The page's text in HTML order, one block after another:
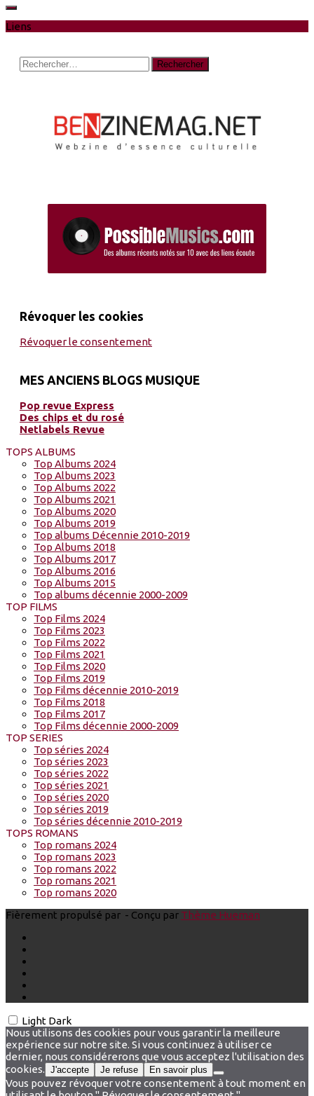
Liens
Rechercher :
Révoquer les cookies
Révoquer le consentement
MES ANCIENS BLOGS MUSIQUE
Pop revue Express
Des chips et du rosé
Netlabels Revue
TOPS ALBUMS
Top Albums 2024
Top Albums 2023
Top Albums 2022
Top Albums 2021
Top Albums 2020
Top Albums 2019
Top albums Décennie 2010-2019
Top Albums 2018
Top Albums 2017
Top Albums 2016
Top Albums 2015
Top albums décennie 2000-2009
TOP FILMS
Top Films 2024
Top Films 2023
Top Films 2022
Top Films 2021
Top Films 2020
Top Films 2019
Top Films décennie 2010-2019
Top Films 2018
Top Films 2017
Top Films décennie 2000-2009
TOP SERIES
Top séries 2024
Top séries 2023
Top séries 2022
Top séries 2021
Top séries 2020
Top séries 2019
Top séries décennie 2010-2019
TOPS ROMANS
Top romans 2024
Top romans 2023
Top romans 2022
Top romans 2021
Top romans 2020
Fièrement propulsé par - Conçu par Thème Hueman
Light Dark
Nous utilisons des cookies pour vous garantir la meilleure
expérience sur notre site. Si vous continuez à utiliser ce
dernier, nous considérerons que vous acceptez l'utilisation des
cookies. J'accepte Je refuse En savoir plus
Vous pouvez révoquer votre consentement à tout moment en